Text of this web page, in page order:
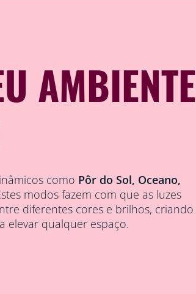
AMBIENTE
como Pôr do Sol, Oceano,
modos fazem com que as luzes
diferentes cores e brilhos, criando
elevar qualquer espaço.